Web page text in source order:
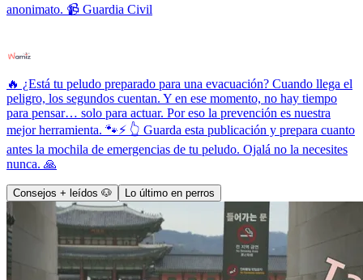
anonimato. 📹 Guardia Civil
🔥 ¿Está tu peludo preparado para una evacuación? Cuando llega el
peligro, los segundos cuentan. Y en ese momento, no hay tiempo
para pensar… solo para actuar. Por eso la prevención es nuestra
mejor herramienta. 🐾⚡ 👆 Guarda esta publicación y prepara cuanto
antes la mochila de emergencias de tu peludo. Ojalá no la necesites
nunca. 🙏
Consejos + leídos 🐶 Lo último en perros